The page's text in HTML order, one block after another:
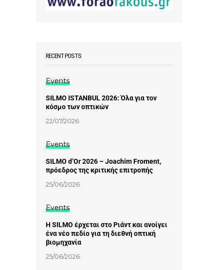
RECENT POSTS
Events
SILMO ISTANBUL 2026: Όλα για τον
κόσμο των οπτικών
22/07/2026
Events
SILMO d’Or 2026 – Joachim Froment,
πρόεδρος της κριτικής επιτροπής
25/06/2026
Events
Η SILMO έρχεται στο Ριάντ και ανοίγει
ένα νέο πεδίο για τη διεθνή οπτική
βιομηχανία
25/06/2026